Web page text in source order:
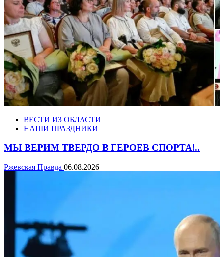
ВЕСТИ ИЗ ОБЛАСТИ
НАШИ ПРАЗДНИКИ
МЫ ВЕРИМ ТВЕРДО В ГЕРОЕВ СПОРТА!..
Ржевская Правда 06.08.2026